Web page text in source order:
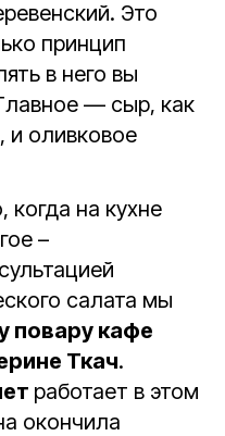
Это
принцип
в него вы
— сыр, как
и оливковое
когда на кухне
–
салата мы
повару кафе
Ткач.
работает в этом
окончила